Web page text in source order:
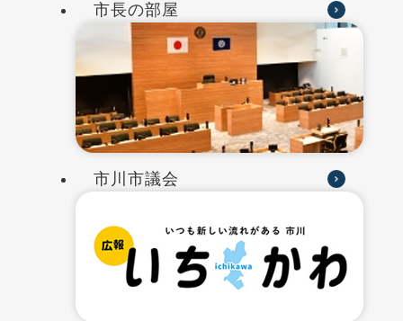
市長の部屋
市川市議会